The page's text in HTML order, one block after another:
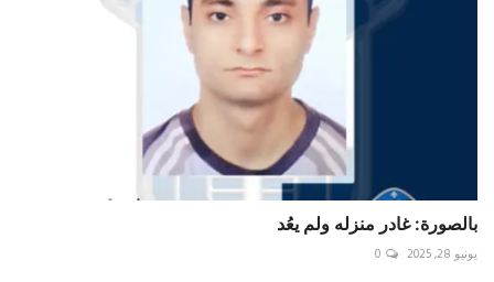
بالصورة: غادر منزله ولم يعُد
يونيو 28, 2025 0